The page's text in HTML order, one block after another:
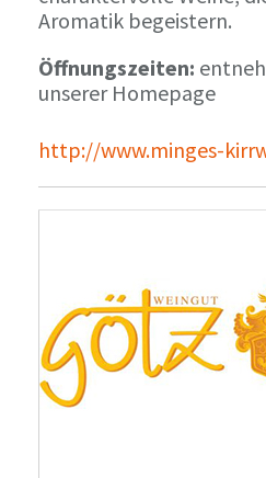
Aromatik begeistern.
Öffnungszeiten:
unserer Homepage
http://www.minges-